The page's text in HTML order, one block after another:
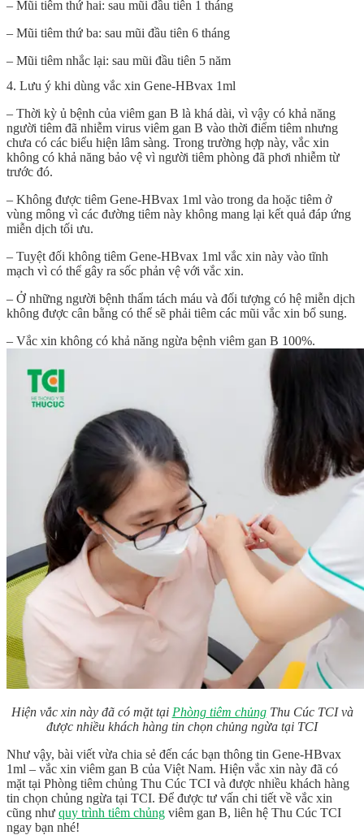
– Mũi tiêm thứ hai: sau mũi đầu tiên 1 tháng
– Mũi tiêm thứ ba: sau mũi đầu tiên 6 tháng
– Mũi tiêm nhắc lại: sau mũi đầu tiên 5 năm
4. Lưu ý khi dùng vắc xin Gene-HBvax 1ml
– Thời kỳ ủ bệnh của viêm gan B là khá dài, vì vậy có khả năng
người tiêm đã nhiễm virus viêm gan B vào thời điểm tiêm nhưng
chưa có các biểu hiện lâm sàng. Trong trường hợp này, vắc xin
không có khả năng bảo vệ vì người tiêm phòng đã phơi nhiễm từ
trước đó.
– Không được tiêm Gene-HBvax 1ml vào trong da hoặc tiêm ở
vùng mông vì các đường tiêm này không mang lại kết quả đáp ứng
miễn dịch tối ưu.
– Tuyệt đối không tiêm Gene-HBvax 1ml vắc xin này vào tĩnh
mạch vì có thể gây ra sốc phản vệ với vắc xin.
– Ở những người bệnh thẩm tách máu và đối tượng có hệ miễn dịch
không được cân bằng có thể sẽ phải tiêm các mũi vắc xin bổ sung.
– Vắc xin không có khả năng ngừa bệnh viêm gan B 100%.
Hiện vắc xin này đã có mặt tại Phòng tiêm chủngThu Cúc TCI và
được nhiều khách hàng tin chọn chủng ngừa tại TCI
Như vậy, bài viết vừa chia sẻ đến các bạn thông tin Gene-HBvax
1ml – vắc xin viêm gan B của Việt Nam. Hiện vắc xin này đã có
mặt tại Phòng tiêm chủng Thu Cúc TCI và được nhiều khách hàng
tin chọn chủng ngừa tại TCI. Để được tư vấn chi tiết về vắc xin
cũng như quy trình tiêm chủng viêm gan B, liên hệ Thu Cúc TCI
ngay bạn nhé!